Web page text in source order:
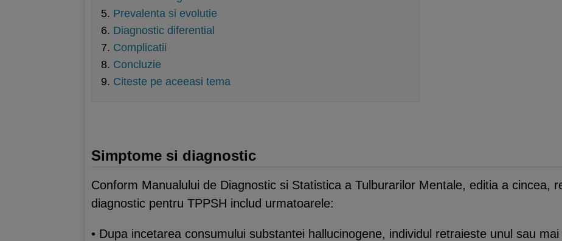
Prevalenta si evolutie
Diagnostic diferential
Complicatii
Concluzie
Citeste pe aceeasi tema
Simptome si diagnostic
Conform Manualului de Diagnostic si Statistica a Tulburarilor Mentale, editia a cincea,
diagnostic pentru TPPSH includ urmatoarele:
• Dupa incetarea consumului substantei hallucinogene, individul retraieste unul sau